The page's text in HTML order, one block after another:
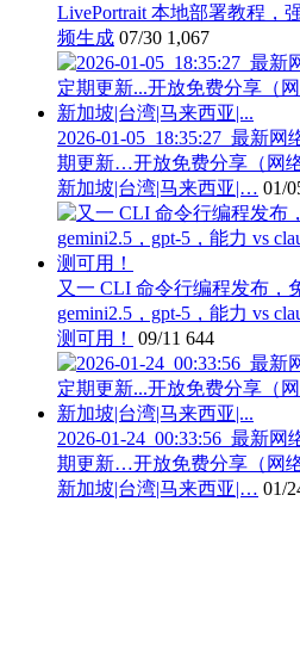
LivePortrait 本地部署教程，
频生成 07/30 1,067
2026-01-05_18:35:27_最新
期更新…开放免费分享（网
新加坡|台湾|马来西亚|… 01/
又一 CLI 命令行编程发布，
gemini2.5，gpt-5，能力 vs
测可用！
09/11 644
2026-01-24_00:33:56_最新
期更新…开放免费分享（网
新加坡|台湾|马来西亚|… 01/